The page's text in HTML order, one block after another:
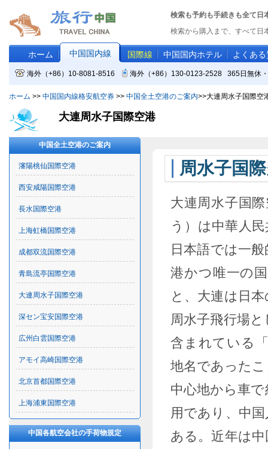
検索も予約も手続きも全て日
検索から購入まで、すべて日
ホーム 中国国内線 国際線 中国国内ホテル よくあ
海外（+86）10-8081-8516 海外（+86）130-0123-2528 365日無休
ホーム >> 中国国内線格安航空券 >> 中国全土空港のご案内>>大連周水子国際空
大連周水子国際空港
中国全土空港のご案内
瀋陽桃仙国際空港
西安咸陽国際空港
長水国際空港
上海虹橋国際空港
成都双流国際空港
青島流亭国際空港
大連周水子国際空港
深セン宝安国際空港
広州白雲国際空港
アモイ高崎国際空港
北京首都国際空港
上海浦東国際空港
中国各航空会社の手荷物規定
周水子国
大連周水子国
う）は中華人
日本語では一
港かつ唯一の
と、大連は日
周水子飛行場
含まれている
地名であった
中心地から車
用であり、中
ある。近年は